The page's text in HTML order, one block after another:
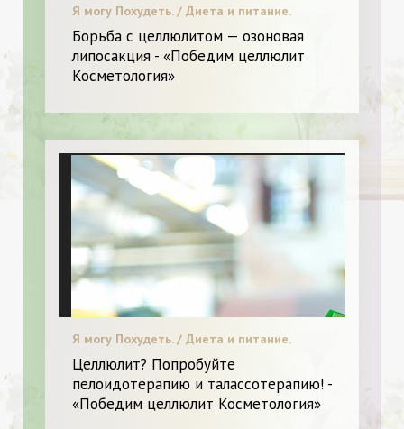
Я могу Похудеть. / Диета и питание.
Борьба с целлюлитом — озоновая
липосакция - «Победим целлюлит
Косметология»
Я могу Похудеть. / Диета и питание.
Целлюлит? Попробуйте
пелоидотерапию и талассотерапию! -
«Победим целлюлит Косметология»